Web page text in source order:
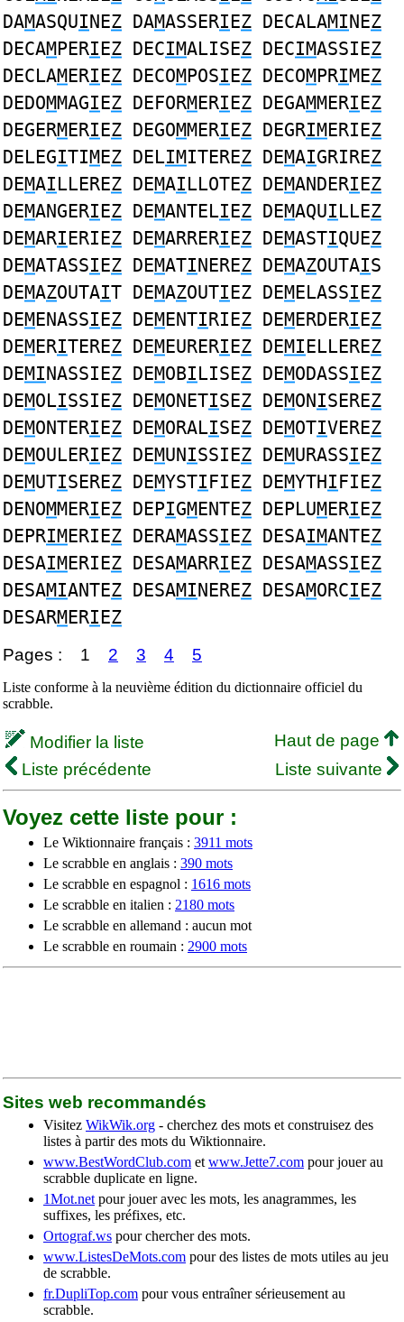
DAMASQUINEZ DAMASSERIEZ DECALAMINEZ
DECAMPERIEZ DECIMALISEZ DECIMASSIEZ
DECLAMERIEZ DECOMPOSIEZ DECOMPRIMEZ
DEDOMMAGIEZ DEFORMERIEZ DEGAMMERIEZ
DEGERMERIEZ DEGOMMERIEZ DEGRIMERIEZ
DELEGITIMEZ DELIMITEREZ DEMAIGRIREZ
DEMAILLEREZ DEMAILLOTEZ DEMANDERIEZ
DEMANGERIEZ DEMANTELIEZ DEMAQUILLEZ
DEMARIERIEZ DEMARRERIEZ DEMASTIQUEZ
DEMATASSIEZ DEMATINEREZ DEMAZOUTAIS
DEMAZOUTAIT DEMAZOUTIEZ DEMELASSIEZ
DEMENASSIEZ DEMENTIRIEZ DEMERDERIEZ
DEMERITEREZ DEMEURERIEZ DEMIELLEREZ
DEMINASSIEZ DEMOBILISEZ DEMODASSIEZ
DEMOLISSIEZ DEMONETISEZ DEMONISEREZ
DEMONTERIEZ DEMORALISEZ DEMOTIVEREZ
DEMOULERIEZ DEMUNISSIEZ DEMURASSIEZ
DEMUTISEREZ DEMYSTIFIEZ DEMYTHIFIEZ
DENOMMERIEZ DEPIGMENTEZ DEPLUMERIEZ
DEPRIMERIEZ DERAMASSIEZ DESAIMANTEZ
DESAIMERIEZ DESAMARRIEZ DESAMASSIEZ
DESAMIANTEZ DESAMINEREZ DESAMORCIEZ
DESARMERIEZ
Pages : 1 2 3 4 5
Liste conforme à la neuvième édition du dictionnaire officiel du
scrabble.
Modifier la liste
Haut de page
Liste précédente
Liste suivante
Voyez cette liste pour :
Le Wiktionnaire français : 3911 mots
Le scrabble en anglais : 390 mots
Le scrabble en espagnol : 1616 mots
Le scrabble en italien : 2180 mots
Le scrabble en allemand : aucun mot
Le scrabble en roumain : 2900 mots
Sites web recommandés
Visitez WikWik.org - cherchez des mots et construisez des
listes à partir des mots du Wiktionnaire.
www.BestWordClub.com et www.Jette7.com pour jouer au
scrabble duplicate en ligne.
1Mot.net pour jouer avec les mots, les anagrammes, les
suffixes, les préfixes, etc.
Ortograf.ws pour chercher des mots.
www.ListesDeMots.com pour des listes de mots utiles au jeu
de scrabble.
fr.DupliTop.com pour vous entraîner sérieusement au
scrabble.